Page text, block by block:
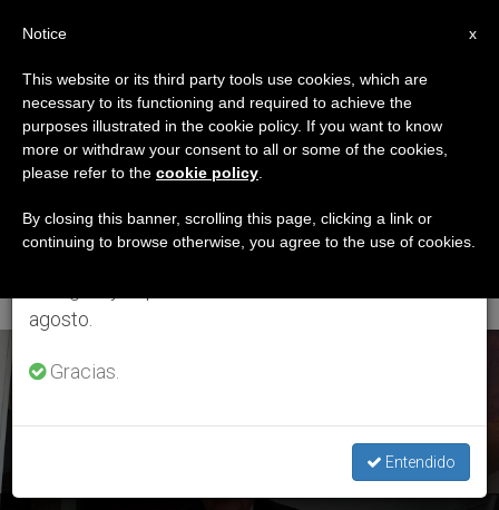
ETIQUETA
Posts Tagged
‘renovación Ética Y
Espiritual’
ÚLTIMAS NOTICIAS
×
Aviso importante
Del 27 de julio al 7 de agosto haremos la pausa
anual, aprovechando que en el periodo de verano
se generan menos informaciones y también el
agosto.
Gracias.
Entendido
x
Notice
This website or its third party tools use cookies, which are
necessary to its functioning and required to achieve the
purposes illustrated in the cookie policy. If you want to know
more or withdraw your consent to all or some of the cookies,
please refer to the cookie policy
By closing this banner, scrolling this page, clicking a link or
continuing to browse otherwise, you agree to the use of cookies.